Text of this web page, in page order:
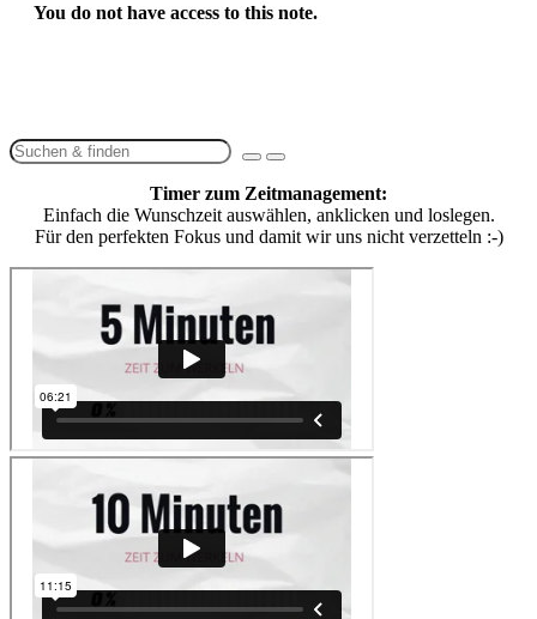
You do not have access to this note.
Timer zum Zeitmanagement:
Einfach die Wunschzeit auswählen, anklicken und loslegen.
Für den perfekten Fokus und damit wir uns nicht verzetteln :-)